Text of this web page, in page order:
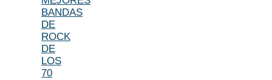
BANDAS
DE
ROCK
DE
LOS
70